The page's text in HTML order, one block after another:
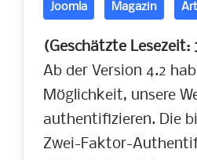
Joomla Magazin
(Geschätzte Lesezeit:
Ab der Version 4.2
Möglichkeit, unsere
authentifizieren. Die
Zwei-Faktor-